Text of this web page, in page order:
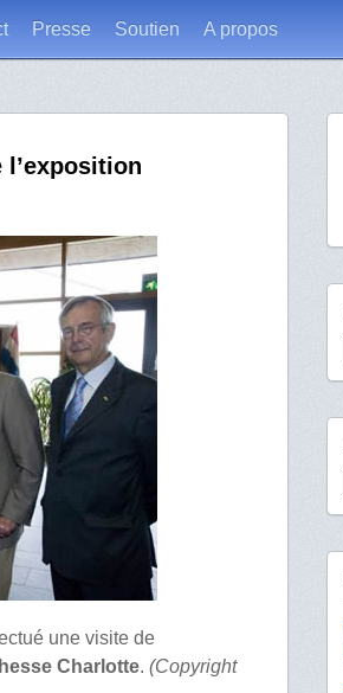
Presse Soutien A propos
une visite de
Charlotte.(Copyright